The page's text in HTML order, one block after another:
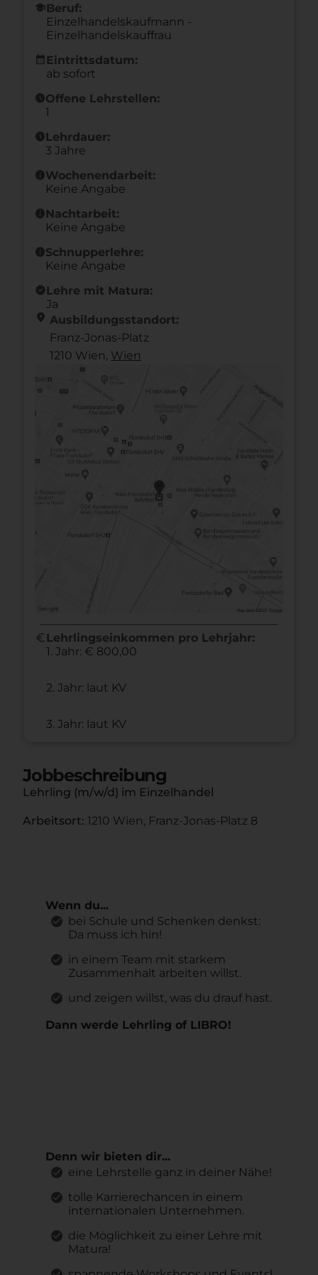
schoolBeruf:
Einzelhandelskaufmann -
Einzelhandelskauffrau
calendar_month Eintrittsdatum:
ab sofort
scheduleOffene Lehrstellen:
1
scheduleLehrdauer:
3 Jahre
infoWochenendarbeit:
Keine Angabe
infoNachtarbeit:
Keine Angabe
infoSchnupperlehre:
Keine Angabe
new_releasesLehre mit Matura:
Ja
location_on Ausbildungsstandort:
Franz-Jonas-Platz
1210 Wien, Wien
euro Lehrlingseinkommen pro Lehrjahr:
1. Jahr: € 800,00
2. Jahr: laut KV
3. Jahr: laut KV
Jobbeschreibung
Lehrling (m/w/d) im Einzelhandel
Arbeitsort: 1210 Wien, Franz-Jonas-Platz 8
Wenn du...
bei Schule und Schenken denkst:
Da muss ich hin!
in einem Team mit starkem
Zusammenhalt arbeiten willst.
und zeigen willst, was du drauf hast.
Dann werde Lehrling of LIBRO!
Denn wir bieten dir...
eine Lehrstelle ganz in deiner Nähe!
tolle Karrierechancen in einem
internationalen Unternehmen.
die Möglichkeit zu einer Lehre mit
Matura!